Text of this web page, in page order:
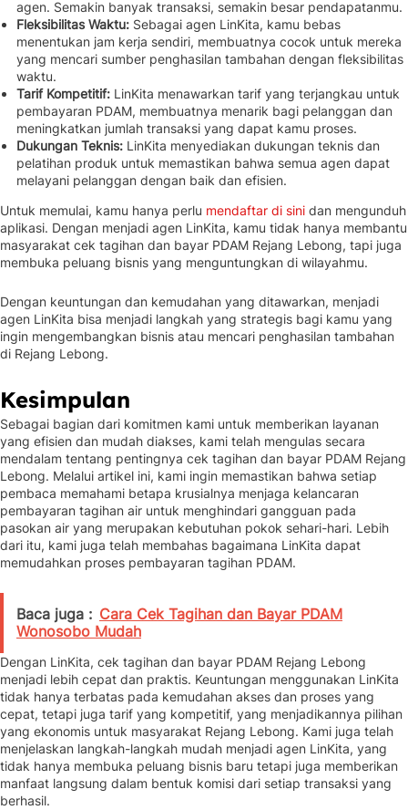
agen. Semakin banyak transaksi, semakin besar pendapatanmu.
Fleksibilitas Waktu: Sebagai agen LinKita, kamu bebas
menentukan jam kerja sendiri, membuatnya cocok untuk mereka
yang mencari sumber penghasilan tambahan dengan fleksibilitas
waktu.
Tarif Kompetitif: LinKita menawarkan tarif yang terjangkau untuk
pembayaran PDAM, membuatnya menarik bagi pelanggan dan
meningkatkan jumlah transaksi yang dapat kamu proses.
Dukungan Teknis: LinKita menyediakan dukungan teknis dan
pelatihan produk untuk memastikan bahwa semua agen dapat
melayani pelanggan dengan baik dan efisien.
Untuk memulai, kamu hanya perlu mendaftar di sini dan mengunduh
aplikasi. Dengan menjadi agen LinKita, kamu tidak hanya membantu
masyarakat cek tagihan dan bayar PDAM Rejang Lebong, tapi juga
membuka peluang bisnis yang menguntungkan di wilayahmu.
Dengan keuntungan dan kemudahan yang ditawarkan, menjadi
agen LinKita bisa menjadi langkah yang strategis bagi kamu yang
ingin mengembangkan bisnis atau mencari penghasilan tambahan
di Rejang Lebong.
Kesimpulan
Sebagai bagian dari komitmen kami untuk memberikan layanan
yang efisien dan mudah diakses, kami telah mengulas secara
mendalam tentang pentingnya cek tagihan dan bayar PDAM Rejang
Lebong. Melalui artikel ini, kami ingin memastikan bahwa setiap
pembaca memahami betapa krusialnya menjaga kelancaran
pembayaran tagihan air untuk menghindari gangguan pada
pasokan air yang merupakan kebutuhan pokok sehari-hari. Lebih
dari itu, kami juga telah membahas bagaimana LinKita dapat
memudahkan proses pembayaran tagihan PDAM.
Baca juga : Cara Cek Tagihan dan Bayar PDAM
Wonosobo Mudah
Dengan LinKita, cek tagihan dan bayar PDAM Rejang Lebong
menjadi lebih cepat dan praktis. Keuntungan menggunakan LinKita
tidak hanya terbatas pada kemudahan akses dan proses yang
cepat, tetapi juga tarif yang kompetitif, yang menjadikannya pilihan
yang ekonomis untuk masyarakat Rejang Lebong. Kami juga telah
menjelaskan langkah-langkah mudah menjadi agen LinKita, yang
tidak hanya membuka peluang bisnis baru tetapi juga memberikan
manfaat langsung dalam bentuk komisi dari setiap transaksi yang
berhasil.